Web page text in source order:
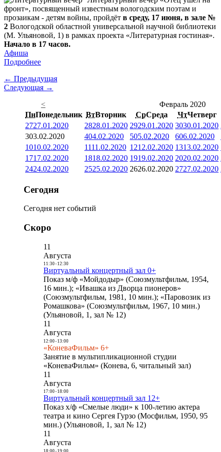
фронт», посвященный известным вологодским поэтам и
прозаикам - детям войны, пройдёт в среду, 17 июня, в зале №
2 Вологодской областной универсальной научной библиотеки
(М. Ульяновой, 1) в рамках проекта «Литературная гостиная».
Начало в 17 часов.
Афиша
Подробнее
← Предыдущая
Следующая →
<
Февраль 2020
ПнПонедельник ВтВторник СрСреда ЧтЧетверг
2727.01.2020 2828.01.2020 2929.01.2020 3030.01.2020
303.02.2020 404.02.2020 505.02.2020 606.02.2020
1010.02.2020 1111.02.2020 1212.02.2020 1313.02.2020
1717.02.2020 1818.02.2020 1919.02.2020 2020.02.2020
2424.02.2020 2525.02.2020 2626.02.2020 2727.02.2020
Сегодня
Сегодня нет событий
Скоро
11
Августа
11:30- 12:30
Виртуальный концертный зал 0+
Показ м/ф «Мойдодыр» (Союзмультфильм, 1954,
16 мин.); «Ивашка из Дворца пионеров»
(Союзмультфильм, 1981, 10 мин.); «Паровозик из
Ромашкова» (Союзмультфильм, 1967, 10 мин.)
(Ульяновой, 1, зал № 12)
11
Августа
12:00- 13:00
«КоневаФильм» 6+
Занятие в мультипликационной студии
«КоневаФильм» (Конева, 6, читальный зал)
11
Августа
17:00- 18:00
Виртуальный концертный зал 12+
Показ х/ф «Смелые люди» к 100-летию актера
театра и кино Сергея Гурзо (Мосфильм, 1950, 95
мин.) (Ульяновой, 1, зал № 12)
11
Августа
18:00- 19:00